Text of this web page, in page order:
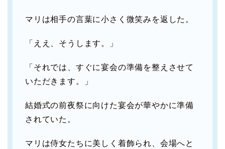
マリは相手の言葉に小さく微笑みを返した。
「ええ、そうします。」
「それでは、すぐに宴会の準備を整えさせて
いただきます。」
結婚式の前夜祭に向けた宴会が華やかに準備
されていた。
マリは侍女たちに美しく着飾られ、会場へと